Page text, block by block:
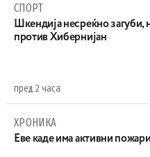
СПОРТ
Шкендија несреќно загуби,
против Хибернијан
пред 2 часа
ХРОНИКА
Eве каде има активни пожари